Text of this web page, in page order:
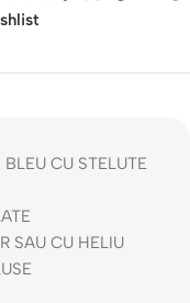
CU STELUTE
SAU CU HELIU